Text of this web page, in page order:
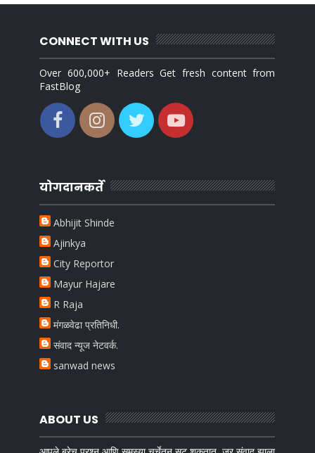
CONNECT WITH US
Over 600,000+ Readers Get fresh content from
FastBlog
योगदानकर्ते
Abhijit Shinde
Ajinkya
City Reportor
Mayur Hajare
R Raja
मंगळवेढा प्रतिनिधी.
संवाद न्यूज नेटवर्क.
sanwad news
ABOUT US